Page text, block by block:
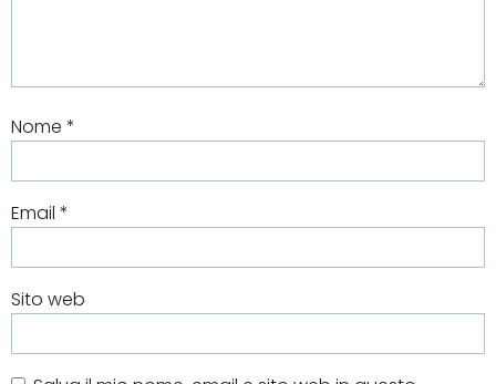
Nome *
Email *
Sito web